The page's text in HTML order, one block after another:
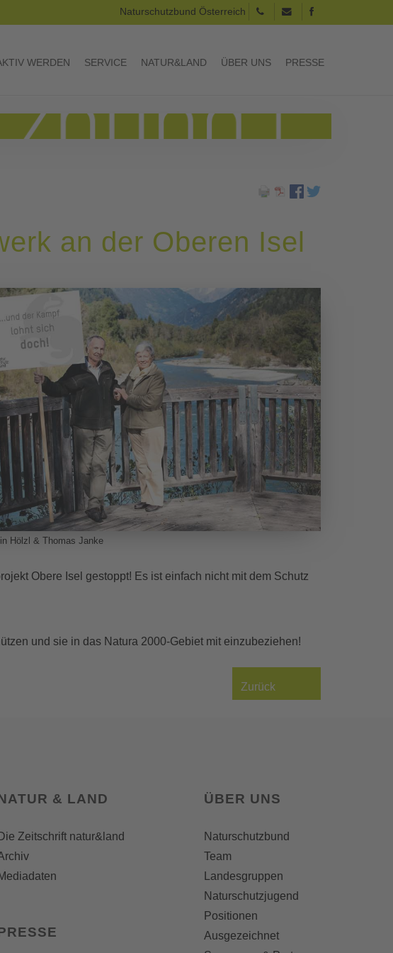
Naturschutzbund Österreich
WERDEN SERVICE NATUR&LAND ÜBER UNS PRESSE
an der Oberen Isel
Hölzl & Thomas Janke
Obere Isel gestoppt! Es ist einfach nicht mit dem Schutz
und sie in das Natura 2000-Gebiet mit einzubeziehen!
Zurück
& LAND
Die Zeitschrift natur&land
ÜBER UNS
Naturschutzbund
Team
Landesgruppen
Naturschutzjugend
Positionen
Ausgezeichnet